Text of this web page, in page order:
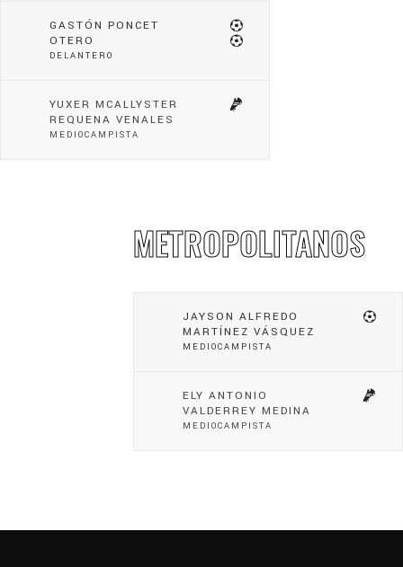
GASTÓN PONCET
OTERO
DELANTERO
YUXER MCALLYSTER
REQUENA VENALES
MEDIOCAMPISTA
METROPOLITANOS
JAYSON ALFREDO
MARTÍNEZ VÁSQUEZ
MEDIOCAMPISTA
ELY ANTONIO
VALDERREY MEDINA
MEDIOCAMPISTA